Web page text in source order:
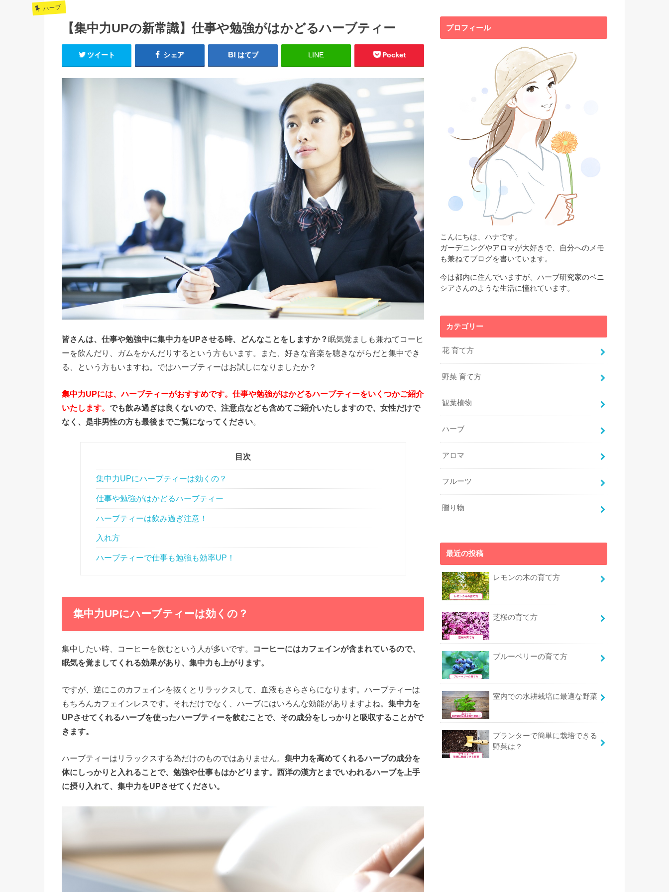
ハーブ
【集中力UPの新常識】仕事や勉強がはかどるハーブティー
ツイート シェア はてブ LINE Pocket
皆さんは、仕事や勉強中に集中力をUPさせる時、どんなことをしますか？眠気覚ましも兼ねてコーヒ
ーを飲んだり、ガムをかんだりするという方もいます。また、好きな音楽を聴きながらだと集中でき
る、という方もいますね。ではハーブティーはお試しになりましたか？
集中力UPには、ハーブティーがおすすめです。仕事や勉強がはかどるハーブティーをいくつかご紹介
いたします。 でも飲み過ぎは良くないので、注意点なども含めてご紹介いたしますので、女性だけで
なく、是非男性の方も最後までご覧になってください。
目次
集中力UPにハーブティーは効くの？
仕事や勉強がはかどるハーブティー
ハーブティーは飲み過ぎ注意！
入れ方
ハーブティーで仕事も勉強も効率UP！
集中力UPにハーブティーは効くの？
集中したい時、コーヒーを飲むという人が多いです。
コーヒーにはカフェインが含まれているので、
眠気を覚ましてくれる効果があり、集中力も上がります。
ですが、逆にこのカフェインを抜くとリラックスして、血液もさらさらになります。ハーブティーは
もちろんカフェインレスです。それだけでなく、ハーブにはいろんな効能がありますよね。 集中力を
UPさせてくれるハーブを使ったハーブティーを飲むことで、その成分をしっかりと吸収することがで
きます。
ハーブティーはリラックスする為だけのものではありません。 集中力を高めてくれるハーブの成分を
体にしっかりと入れることで、勉強や仕事もはかどります。西洋の漢方とまでいわれるハーブを上手
に摂り入れて、集中力をUPさせてください。
プロフィール
こんにちは、ハナです。
ガーデニングやアロマが大好きで、自分へのメモ
も兼ねてブログを書いています。
今は都内に住んでいますが、ハーブ研究家のベニ
シアさんのような生活に憧れています。
カテゴリー
花 育て方
野菜 育て方
観葉植物
ハーブ
アロマ
フルーツ
贈り物
最近の投稿
レモンの木の育て方
芝桜の育て方
ブルーベリーの育て方
室内での水耕栽培に最適な野菜
プランターで簡単に栽培できる
野菜は？